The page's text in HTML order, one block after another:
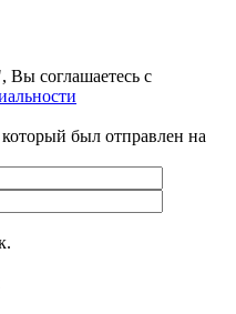
соглашаетесь с
был отправлен на